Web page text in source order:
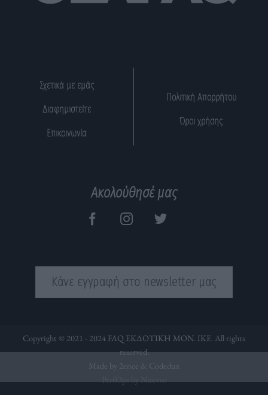
Σχετικά με εμάς
Διαφημιστείτε
Επικοινωνία
Πολιτική Απορρήτου
Όροι χρήσης
Ακολούθησέ μας
Κάνε εγγραφή στο newsletter μας
Copyright © 2021 - 2024 FAQ ΕΚΔΟΤΙΚΗ ΜΟΝ. ΙΚΕ. All rights
reserved.
Made by 2ence & Codedux
PerfOps by Nuevvo